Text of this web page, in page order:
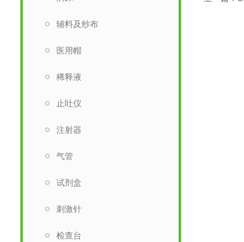
辅料及纱布
医用帽
稀释液
止吐仪
注射器
气管
试剂盒
刺激针
检查台